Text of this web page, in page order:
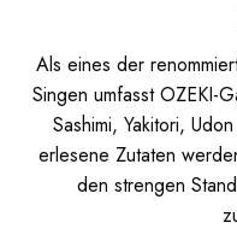
Als eines der
Singen umfasst OZEKI-
Sashimi, Yakitori,
erlesene Zutaten
den strengen